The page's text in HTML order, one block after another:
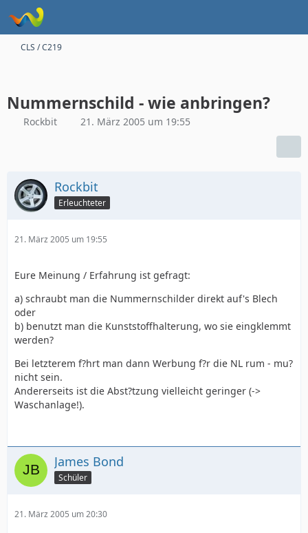
CLS / C219
Nummernschild - wie anbringen?
Rockbit 21. März 2005 um 19:55
Rockbit
Erleuchteter
21. März 2005 um 19:55
Eure Meinung / Erfahrung ist gefragt:
a) schraubt man die Nummernschilder direkt auf's Blech
oder
b) benutzt man die Kunststoffhalterung, wo sie eingklemmt
werden?
Bei letzterem f?hrt man dann Werbung f?r die NL rum - mu?
nicht sein.
Andererseits ist die Abst?tzung vielleicht geringer (->
Waschanlage!).
James Bond
Schüler
21. März 2005 um 20:30